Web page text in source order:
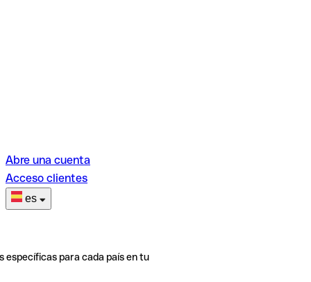
Abre una cuenta
Acceso clientes
es
específicas para cada país en tu